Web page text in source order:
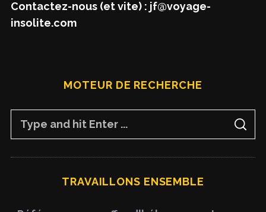
Contactez-nous (et vite) : jf@voyage-
insolite.com
MOTEUR DE RECHERCHE
S
A
C
TRAVAILLONS ENSEMBLE